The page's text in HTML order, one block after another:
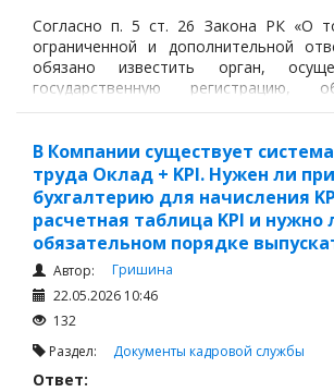
Согласно п. 5 ст. 26 Закона РК «О
ограниченной и дополнительной
обязано известить орган,
государственную регистрацию,
уставного капитала в течение трех
уставного капитала.
В Компании существует
труда Оклад + KPI. Нужен ли
бухгалтерию для начисления
расчетная таблица KPI и нужно
обязательном порядке
Автор:
Гришина
22.05.2026 10:46
132
Раздел: Документы кадровой службы
Ответ: